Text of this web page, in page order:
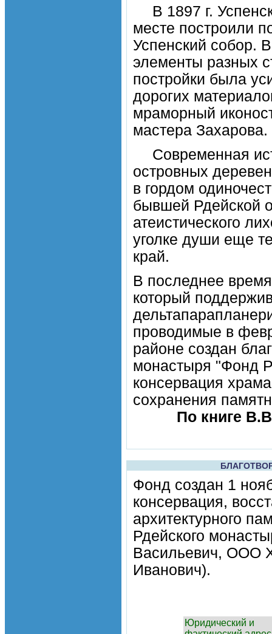
В 1897 г.
месте построили
Успенский собор.
элементы разных
постройки была
дорогих
мраморный
мастера Захарова.
Современная
островных
в гордом
бывшей Рдейской
атеистического
уголке души еще
край.
В последнее
который
проводимые в
районе создан
монастыря "Фонд
консервация
сохранения
По книге
Фонд создан 1
консервация,
архитектурного
Рдейского
Васильевич, ООО
Иванович).
Юридический и